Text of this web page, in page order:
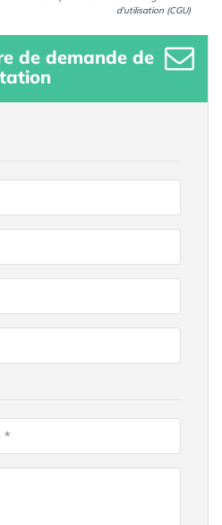
d'utilisation (CGU)
de demande de
Ville recherchée *